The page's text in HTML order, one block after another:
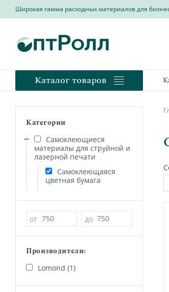
Широкая гамма расходных материалов для
Каталог товаров
Категории
Самоклеющиеся
материалы для струйной и
лазерной печати
Самоклеющаяся
цветная бумага
Цена
от до
Производители:
Lomond (1)